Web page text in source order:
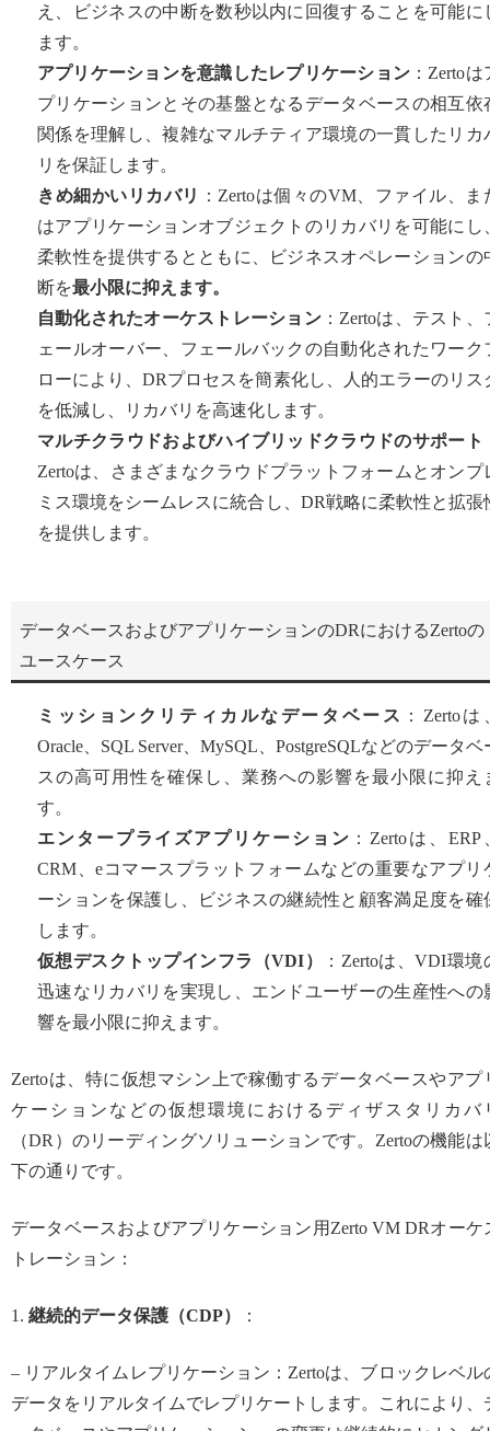
え、ビジネスの中断を数秒以内に回復することを可能に
ます。
アプリケーションを意識したレプリケーション ：Zertoは
プリケーションとその基盤となるデータベースの相互依
関係を理解し、複雑なマルチティア環境の一貫したリカ
リを保証します。
きめ細かいリカバリ
：Zertoは個々のVM、ファイル、ま
はアプリケーションオブジェクトのリカバリを可能にし
柔軟性を提供するとともに、ビジネスオペレーションの
断を最小限に抑えます。
自動化されたオーケストレーション ：Zertoは、テスト、
ェールオーバー、フェールバックの自動化されたワーク
ローにより、DRプロセスを簡素化し、人的エラーのリス
を低減し、リカバリを高速化します。
マルチクラウドおよびハイブリッドクラウドのサポート
Zertoは、さまざまなクラウドプラットフォームとオンプ
ミス環境をシームレスに統合し、DR戦略に柔軟性と拡張
を提供します。
データベースおよびアプリケーションのDRにおけるZertoの
ユースケース
ミッションクリティカルなデータベース ：Zertoは
Oracle、SQL Server、MySQL、PostgreSQLなどのデータベ
スの高可用性を確保し、業務への影響を最小限に抑え
す。
エンタープライズアプリケーション ：Zertoは、ERP
CRM、eコマースプラットフォームなどの重要なアプリ
ーションを保護し、ビジネスの継続性と顧客満足度を確
します。
仮想デスクトップインフラ（VDI）
：Zertoは、VDI環境
迅速なリカバリを実現し、エンドユーザーの生産性への
響を最小限に抑えます。
Zertoは、特に仮想マシン上で稼働するデータベースやアプ
ケーションなどの仮想環境におけるディザスタリカバ
（DR）のリーディングソリューションです。Zertoの機能は
下の通りです。
データベースおよびアプリケーション用Zerto VM DRオーケ
トレーション：
1. 継続的データ保護（CDP） ：
– リアルタイムレプリケーション：Zertoは、ブロックレベル
データをリアルタイムでレプリケートします。これにより、